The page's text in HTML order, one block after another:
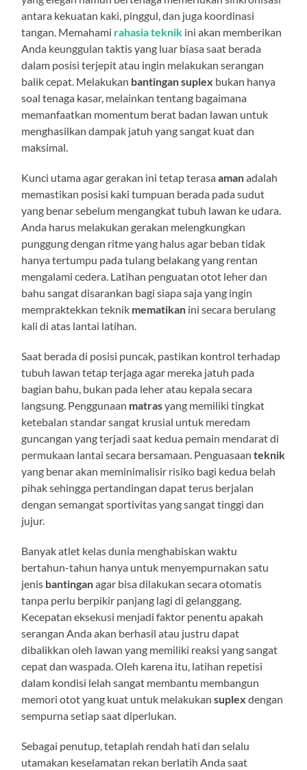
antara kekuatan kaki, pinggul, dan juga koordinasi
tangan. Memahami rahasia teknik ini akan memberikan
Anda keunggulan taktis yang luar biasa saat berada
dalam posisi terjepit atau ingin melakukan serangan
balik cepat. Melakukan bantingan suplex bukan hanya
soal tenaga kasar, melainkan tentang bagaimana
memanfaatkan momentum berat badan lawan untuk
menghasilkan dampak jatuh yang sangat kuat dan
maksimal.
Kunci utama agar gerakan ini tetap terasaamanadalah
memastikan posisi kaki tumpuan berada pada sudut
yang benar sebelum mengangkat tubuh lawan ke udara.
Anda harus melakukan gerakan melengkungkan
punggung dengan ritme yang halus agar beban tidak
hanya tertumpu pada tulang belakang yang rentan
mengalami cedera. Latihan penguatan otot leher dan
bahu sangat disarankan bagi siapa saja yang ingin
mempraktekkan teknik mematikan ini secara berulang
kali di atas lantai latihan.
Saat berada di posisi puncak, pastikan kontrol terhadap
tubuh lawan tetap terjaga agar mereka jatuh pada
bagian bahu, bukan pada leher atau kepala secara
langsung. Penggunaan matrasyang memiliki tingkat
ketebalan standar sangat krusial untuk meredam
guncangan yang terjadi saat kedua pemain mendarat di
permukaan lantai secara bersamaan. Penguasaanteknik
yang benar akan meminimalisir risiko bagi kedua belah
pihak sehingga pertandingan dapat terus berjalan
dengan semangat sportivitas yang sangat tinggi dan
jujur.
Banyak atlet kelas dunia menghabiskan waktu
bertahun-tahun hanya untuk menyempurnakan satu
jenis bantinganagar bisa dilakukan secara otomatis
tanpa perlu berpikir panjang lagi di gelanggang.
Kecepatan eksekusi menjadi faktor penentu apakah
serangan Anda akan berhasil atau justru dapat
dibalikkan oleh lawan yang memiliki reaksi yang sangat
cepat dan waspada. Oleh karena itu, latihan repetisi
dalam kondisi lelah sangat membantu membangun
memori otot yang kuat untuk melakukansuplex dengan
sempurna setiap saat diperlukan.
Sebagai penutup, tetaplah rendah hati dan selalu
utamakan keselamatan rekan berlatih Anda saat